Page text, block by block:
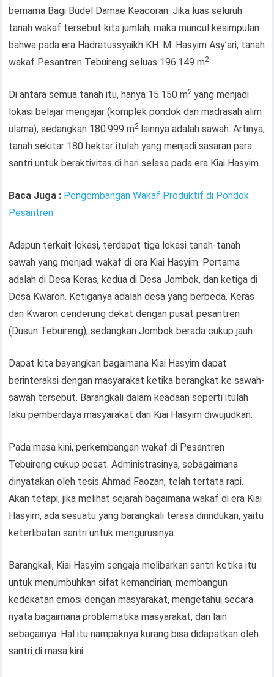
bernama Bagi Budel Damae Keacoran. Jika luas seluruh
tanah wakaf tersebut kita jumlah, maka muncul kesimpulan
bahwa pada era Hadratussyaikh KH. M. Hasyim Asy’ari, tanah
wakaf Pesantren Tebuireng seluas 196.149 m2.
Di antara semua tanah itu, hanya 15.150 m2yang menjadi
lokasi belajar mengajar (komplek pondok dan madrasah alim
ulama), sedangkan 180.999 m2 lainnya adalah sawah. Artinya,
tanah sekitar 180 hektar itulah yang menjadi sasaran para
santri untuk beraktivitas di hari selasa pada era Kiai Hasyim.
Baca Juga : Pengembangan Wakaf Produktif di Pondok
Pesantren
Adapun terkait lokasi, terdapat tiga lokasi tanah-tanah
sawah yang menjadi wakaf di era Kiai Hasyim. Pertama
adalah di Desa Keras, kedua di Desa Jombok, dan ketiga di
Desa Kwaron. Ketiganya adalah desa yang berbeda. Keras
dan Kwaron cenderung dekat dengan pusat pesantren
(Dusun Tebuireng), sedangkan Jombok berada cukup jauh.
Dapat kita bayangkan bagaimana Kiai Hasyim dapat
berinteraksi dengan masyarakat ketika berangkat ke sawah-
sawah tersebut. Barangkali dalam keadaan seperti itulah
laku pemberdaya masyarakat dari Kiai Hasyim diwujudkan.
Pada masa kini, perkembangan wakaf di Pesantren
Tebuireng cukup pesat. Administrasinya, sebagaimana
dinyatakan oleh tesis Ahmad Faozan, telah tertata rapi.
Akan tetapi, jika melihat sejarah bagaimana wakaf di era Kiai
Hasyim, ada sesuatu yang barangkali terasa dirindukan, yaitu
keterlibatan santri untuk mengurusinya.
Barangkali, Kiai Hasyim sengaja melibarkan santri ketika itu
untuk menumbuhkan sifat kemandirian, membangun
kedekatan emosi dengan masyarakat, mengetahui secara
nyata bagaimana problematika masyarakat, dan lain
sebagainya. Hal itu nampaknya kurang bisa didapatkan oleh
santri di masa kini.